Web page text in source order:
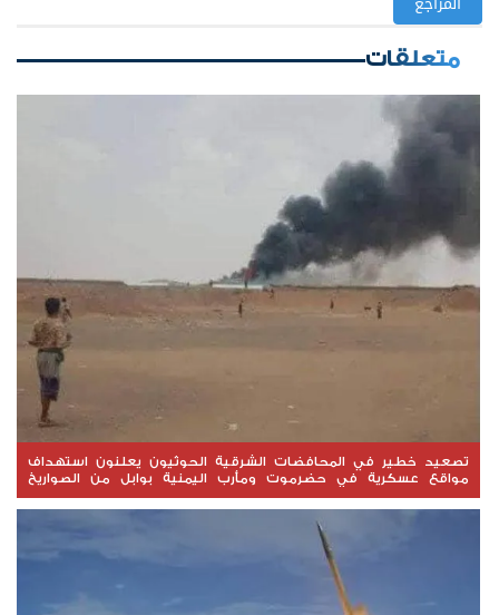
متعلقات
تصعيد خطير في المحافضات الشرقية الحوثيون يعلنون استهداف
مواقع عسكرية في حضرموت ومأرب اليمنية بوابل من الصواريخ
والطائرات المسيّرة